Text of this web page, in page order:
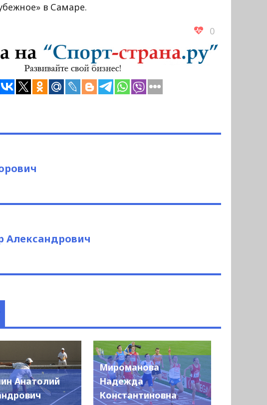
в Самаре.
0
Александрович
Анатолий
Мироманова
Надежда
Константиновна